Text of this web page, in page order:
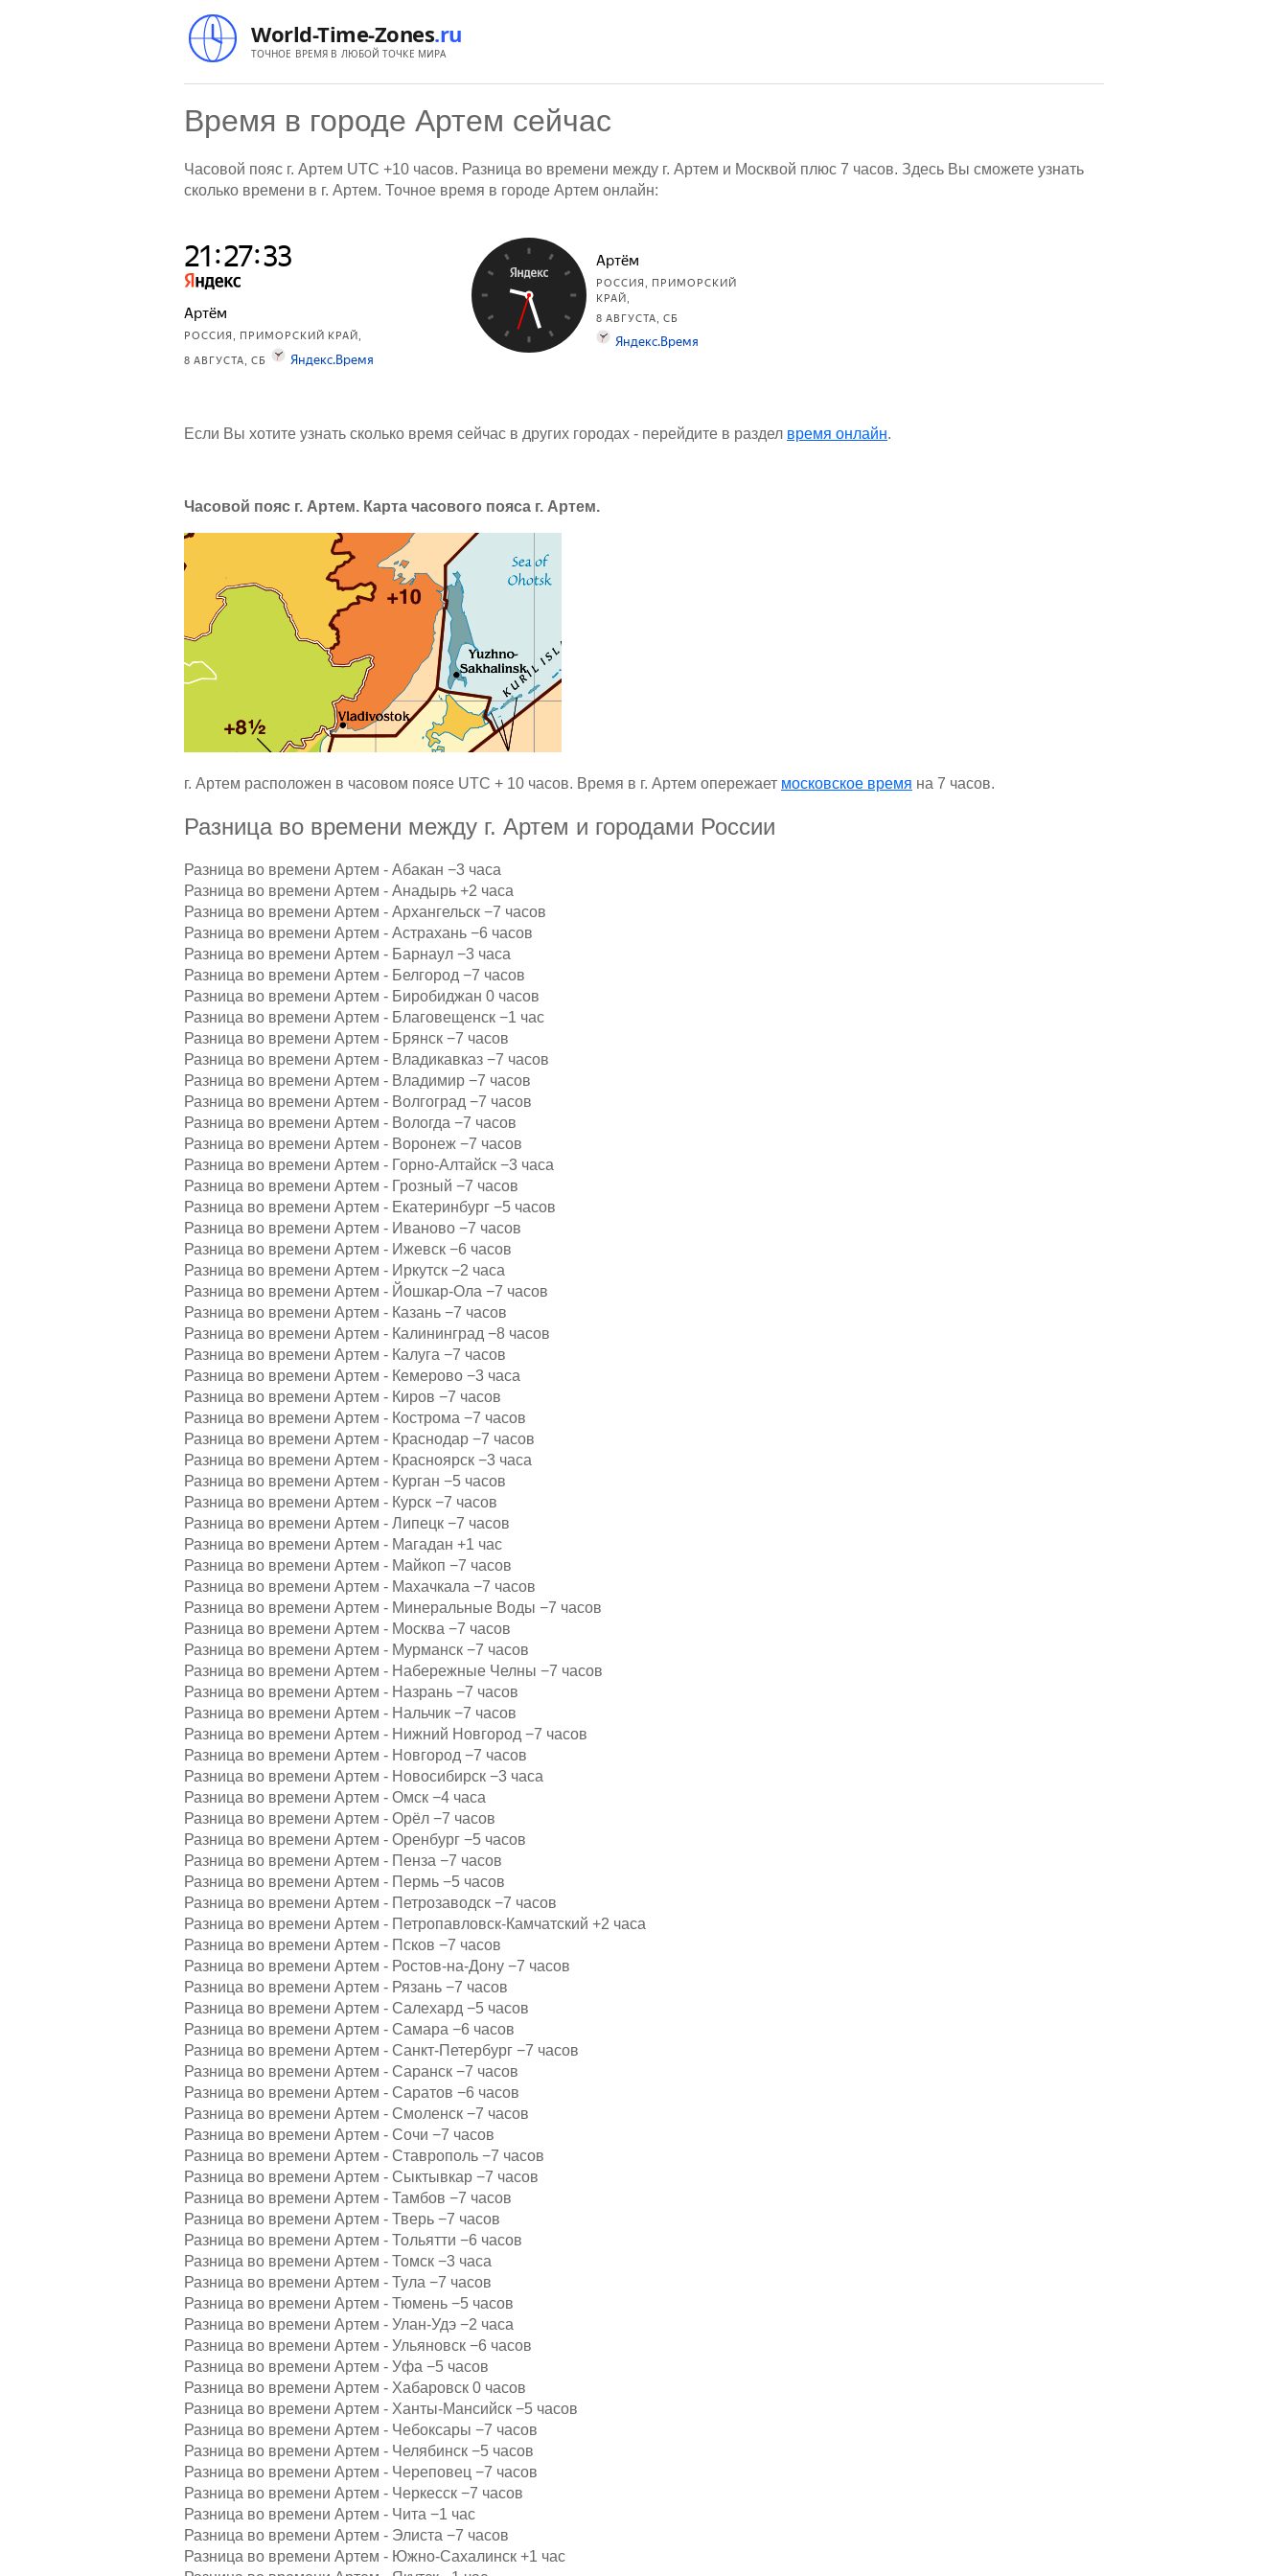
World-Time-Zones.ru
ТОЧНОЕ ВРЕМЯ В ЛЮБОЙ ТОЧКЕ МИРА
Время в городе Артем сейчас
Часовой пояс г. Артем UTC +10 часов. Разница во времени между г. Артем и Москвой плюс 7 часов. Здесь Вы сможете узнать
сколько времени в г. Артем. Точное время в городе Артем онлайн:
Если Вы хотите узнать сколько время сейчас в других городах - перейдите в раздел время онлайн.
Часовой пояс г. Артем. Карта часового пояса г. Артем.
г. Артем расположен в часовом поясе UTC + 10 часов. Время в г. Артем опережает московское время на 7 часов.
Разница во времени между г. Артем и городами России
Разница во времени Артем - Абакан −3 часа
Разница во времени Артем - Анадырь +2 часа
Разница во времени Артем - Архангельск −7 часов
Разница во времени Артем - Астрахань −6 часов
Разница во времени Артем - Барнаул −3 часа
Разница во времени Артем - Белгород −7 часов
Разница во времени Артем - Биробиджан 0 часов
Разница во времени Артем - Благовещенск −1 час
Разница во времени Артем - Брянск −7 часов
Разница во времени Артем - Владикавказ −7 часов
Разница во времени Артем - Владимир −7 часов
Разница во времени Артем - Волгоград −7 часов
Разница во времени Артем - Вологда −7 часов
Разница во времени Артем - Воронеж −7 часов
Разница во времени Артем - Горно-Алтайск −3 часа
Разница во времени Артем - Грозный −7 часов
Разница во времени Артем - Екатеринбург −5 часов
Разница во времени Артем - Иваново −7 часов
Разница во времени Артем - Ижевск −6 часов
Разница во времени Артем - Иркутск −2 часа
Разница во времени Артем - Йошкар-Ола −7 часов
Разница во времени Артем - Казань −7 часов
Разница во времени Артем - Калининград −8 часов
Разница во времени Артем - Калуга −7 часов
Разница во времени Артем - Кемерово −3 часа
Разница во времени Артем - Киров −7 часов
Разница во времени Артем - Кострома −7 часов
Разница во времени Артем - Краснодар −7 часов
Разница во времени Артем - Красноярск −3 часа
Разница во времени Артем - Курган −5 часов
Разница во времени Артем - Курск −7 часов
Разница во времени Артем - Липецк −7 часов
Разница во времени Артем - Магадан +1 час
Разница во времени Артем - Майкоп −7 часов
Разница во времени Артем - Махачкала −7 часов
Разница во времени Артем - Минеральные Воды −7 часов
Разница во времени Артем - Москва −7 часов
Разница во времени Артем - Мурманск −7 часов
Разница во времени Артем - Набережные Челны −7 часов
Разница во времени Артем - Назрань −7 часов
Разница во времени Артем - Нальчик −7 часов
Разница во времени Артем - Нижний Новгород −7 часов
Разница во времени Артем - Новгород −7 часов
Разница во времени Артем - Новосибирск −3 часа
Разница во времени Артем - Омск −4 часа
Разница во времени Артем - Орёл −7 часов
Разница во времени Артем - Оренбург −5 часов
Разница во времени Артем - Пенза −7 часов
Разница во времени Артем - Пермь −5 часов
Разница во времени Артем - Петрозаводск −7 часов
Разница во времени Артем - Петропавловск-Камчатский +2 часа
Разница во времени Артем - Псков −7 часов
Разница во времени Артем - Ростов-на-Дону −7 часов
Разница во времени Артем - Рязань −7 часов
Разница во времени Артем - Салехард −5 часов
Разница во времени Артем - Самара −6 часов
Разница во времени Артем - Санкт-Петербург −7 часов
Разница во времени Артем - Саранск −7 часов
Разница во времени Артем - Саратов −6 часов
Разница во времени Артем - Смоленск −7 часов
Разница во времени Артем - Сочи −7 часов
Разница во времени Артем - Ставрополь −7 часов
Разница во времени Артем - Сыктывкар −7 часов
Разница во времени Артем - Тамбов −7 часов
Разница во времени Артем - Тверь −7 часов
Разница во времени Артем - Тольятти −6 часов
Разница во времени Артем - Томск −3 часа
Разница во времени Артем - Тула −7 часов
Разница во времени Артем - Тюмень −5 часов
Разница во времени Артем - Улан-Удэ −2 часа
Разница во времени Артем - Ульяновск −6 часов
Разница во времени Артем - Уфа −5 часов
Разница во времени Артем - Хабаровск 0 часов
Разница во времени Артем - Ханты-Мансийск −5 часов
Разница во времени Артем - Чебоксары −7 часов
Разница во времени Артем - Челябинск −5 часов
Разница во времени Артем - Череповец −7 часов
Разница во времени Артем - Черкесск −7 часов
Разница во времени Артем - Чита −1 час
Разница во времени Артем - Элиста −7 часов
Разница во времени Артем - Южно-Сахалинск +1 час